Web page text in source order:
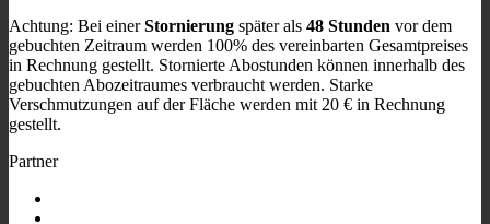
Achtung: Bei einerStornierung später als 48 Stunden vor dem
gebuchten Zeitraum werden 100% des vereinbarten Gesamtpreises
in Rechnung gestellt. Stornierte Abostunden können innerhalb des
gebuchten Abozeitraumes verbraucht werden. Starke
Verschmutzungen auf der Fläche werden mit 20 € in Rechnung
gestellt.
Partner